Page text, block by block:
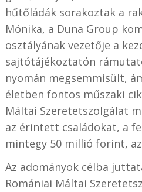
hűtőládák sorakoztak a
Mónika, a Duna Group
osztályának vezetője a
sajtótájékoztatón
nyomán megsemmisült,
életben fontos műszaki
Máltai Szeretetszolgálat
az érintett családokat, a
mintegy 50 millió forint,
Az adományok célba
Romániai Máltai